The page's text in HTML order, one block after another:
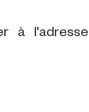
à l'adresse